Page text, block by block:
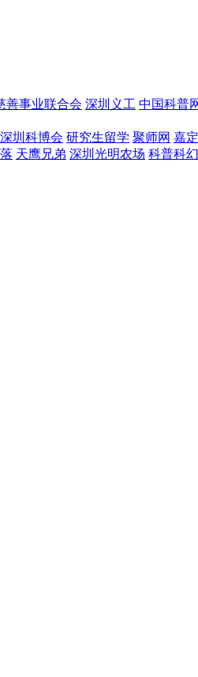
善事业联合会 深圳义工 中国科普
深圳科博会 研究生留学 聚师网 嘉
天鹰兄弟 深圳光明农场 科普科